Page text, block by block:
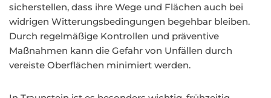
sicherstellen, dass ihre Wege und Flächen auch bei
widrigen Witterungsbedingungen begehbar bleiben.
Durch regelmäßige Kontrollen und präventive
Maßnahmen kann die Gefahr von Unfällen durch
vereiste Oberflächen minimiert werden.